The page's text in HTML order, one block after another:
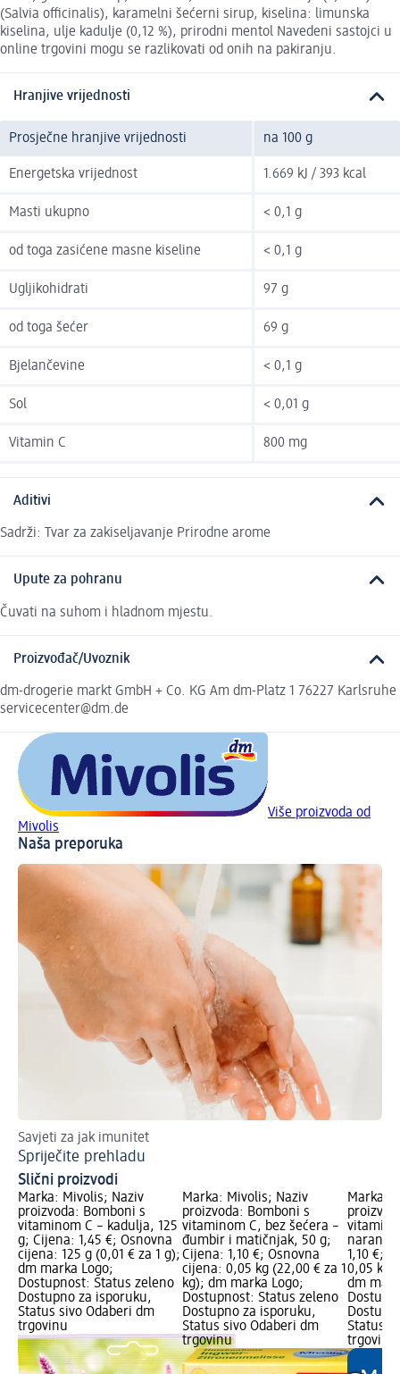
(Salvia officinalis), karamelni šećerni sirup, kiselina: limunska
kiselina, ulje kadulje (0,12 %), prirodni mentol Navedeni sastojci u
online trgovini mogu se razlikovati od onih na pakiranju.
Hranjive vrijednosti
Prosječne hranjive vrijednosti na 100 g
Energetska vrijednost 1.669 kJ / 393 kcal
Masti ukupno < 0,1 g
od toga zasićene masne kiseline < 0,1 g
Ugljikohidrati 97 g
od toga šećer 69 g
Bjelančevine < 0,1 g
Sol < 0,01 g
Vitamin C 800 mg
Aditivi
Sadrži: Tvar za zakiseljavanje Prirodne arome
Upute za pohranu
Čuvati na suhom i hladnom mjestu.
Proizvođač/Uvoznik
dm-drogerie markt GmbH + Co. KG Am dm-Platz 1 76227 Karlsruhe
servicecenter@dm.de
Više proizvoda od
Mivolis
Naša preporuka
Savjeti za jak imunitet
Spriječite prehladu
Slični proizvodi
Marka: Mivolis; Naziv
proizvoda: Bomboni s
vitaminom C – kadulja, 125
g; Cijena: 1,45 €; Osnovna
cijena: 125 g (0,01 € za 1 g);
dm marka Logo;
Dostupnost: Status zeleno
Dostupno za isporuku,
Status sivo Odaberi dm
trgovinu
Marka: Mivolis; Naziv
proizvoda: Bomboni s
vitaminom C, bez šećera –
đumbir i matičnjak, 50 g;
Cijena: 1,10 €; Osnovna
cijena: 0,05 kg (22,00 € za 1
kg); dm marka Logo;
Dostupnost: Status zeleno
Dostupno za isporuku,
Status sivo Odaberi dm
trgovinu
Marka:
1,10 €;
0,05 kg
dm
Status
trgovinu